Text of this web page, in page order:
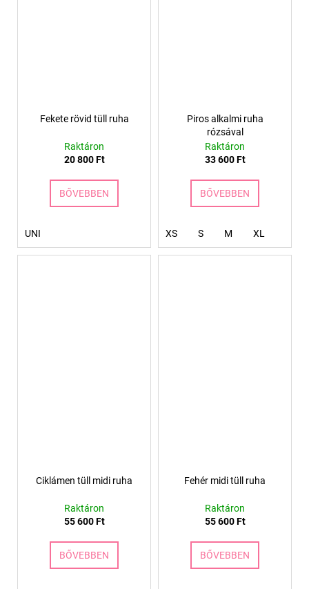
Fekete rövid tüll ruha
Raktáron
20 800 Ft
BŐVEBBEN
UNI
Piros alkalmi ruha
rózsával
Raktáron
33 600 Ft
BŐVEBBEN
XS S M XL
Ciklámen tüll midi ruha
Raktáron
55 600 Ft
BŐVEBBEN
Fehér midi tüll ruha
Raktáron
55 600 Ft
BŐVEBBEN